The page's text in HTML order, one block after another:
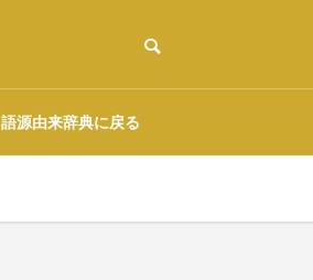
語源由来辞典に戻る